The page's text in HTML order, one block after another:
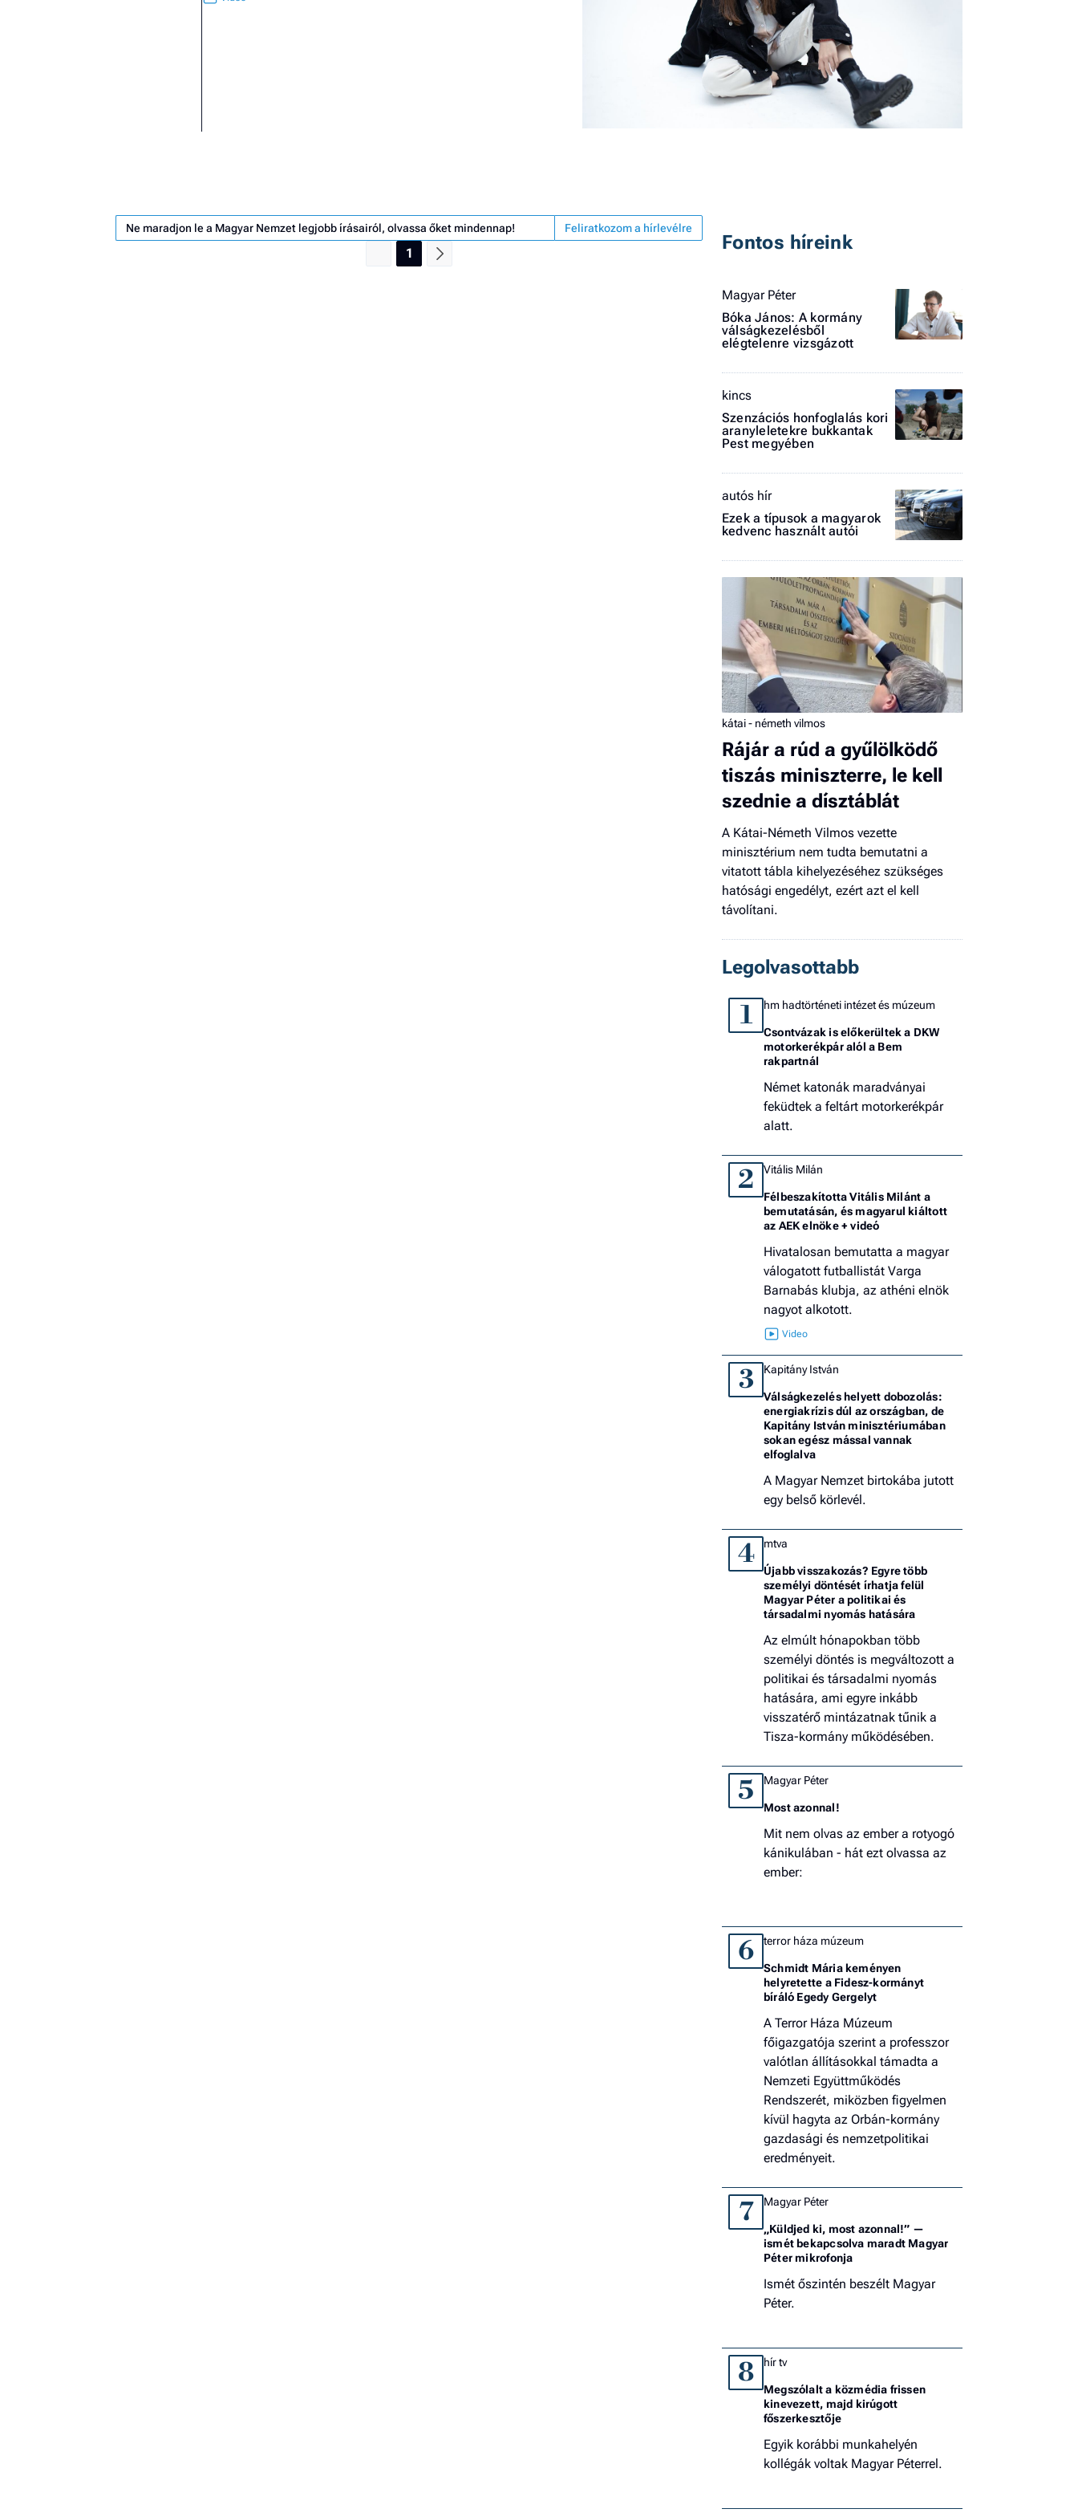
Ne maradjon le a Magyar Nemzet legjobb írásairól, olvassa őket mindennap! Feliratkozom a hírlevélre
1 Fontos híreink
Magyar Péter
Bóka János: A kormány
válságkezelésből
elégtelenre vizsgázott
kincs
Szenzációs honfoglalás kori
aranyleletekre bukkantak
Pest megyében
autós hír
Ezek a típusok a magyarok
kedvenc használt autói
kátai - németh vilmos
Rájár a rúd a gyűlölködő
tiszás miniszterre, le kell
szednie a dísztáblát
A Kátai-Németh Vilmos vezette
minisztérium nem tudta bemutatni a
vitatott tábla kihelyezéséhez szükséges
hatósági engedélyt, ezért azt el kell
távolítani.
Legolvasottabb
1 hm hadtörténeti intézet és múzeum
Csontvázak is előkerültek a DKW
motorkerékpár alól a Bem
rakpartnál
Német katonák maradványai
feküdtek a feltárt motorkerékpár
alatt.
2 Vitális Milán
Félbeszakította Vitális Milánt a
bemutatásán, és magyarul kiáltott
az AEK elnöke + videó
Hivatalosan bemutatta a magyar
válogatott futballistát Varga
Barnabás klubja, az athéni elnök
nagyot alkotott.
3 Kapitány István
Válságkezelés helyett dobozolás:
energiakrízis dúl az országban, de
Kapitány István minisztériumában
sokan egész mással vannak
elfoglalva
A Magyar Nemzet birtokába jutott
egy belső körlevél.
4 mtva
Újabb visszakozás? Egyre több
személyi döntését írhatja felül
Magyar Péter a politikai és
társadalmi nyomás hatására
Az elmúlt hónapokban több
személyi döntés is megváltozott a
politikai és társadalmi nyomás
hatására, ami egyre inkább
visszatérő mintázatnak tűnik a
Tisza-kormány működésében.
5 Magyar Péter
Most azonnal!
Mit nem olvas az ember a rotyogó
kánikulában - hát ezt olvassa az
ember:
6 terror háza múzeum
Schmidt Mária keményen
helyretette a Fidesz-kormányt
bíráló Egedy Gergelyt
A Terror Háza Múzeum
főigazgatója szerint a professzor
valótlan állításokkal támadta a
Nemzeti Együttműködés
Rendszerét, miközben figyelmen
kívül hagyta az Orbán-kormány
gazdasági és nemzetpolitikai
eredményeit.
7 Magyar Péter
„Küldjed ki, most azonnal!” —
ismét bekapcsolva maradt Magyar
Péter mikrofonja
Ismét őszintén beszélt Magyar
Péter.
8 hír tv
Megszólalt a közmédia frissen
kinevezett, majd kirúgott
főszerkesztője
Egyik korábbi munkahelyén
kollégák voltak Magyar Péterrel.